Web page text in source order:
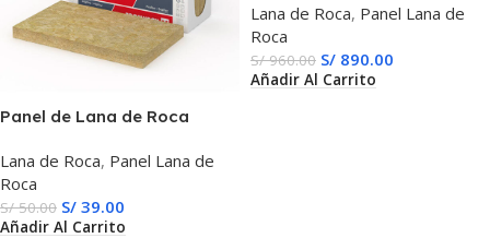
Panel de Lana de Roca
NA (Ligero 48 kg/m³) para
Aislamiento Térmico
Intermedio (Hasta 650°C) en
Paredes Verticales y
Lana de Roca, Panel Lana de
Roca
S/50.00 S/ 39.00
Añadir Al Carrito
NA (Semirrígido) para Alta
Temperatura (Hasta 650°C),
Densidad Media (80 kg/m³) y
Aislamiento de Tanques y
Lana de Roca, Panel Lana de
Roca
S/960.00 S/ 890.00
Añadir Al Carrito